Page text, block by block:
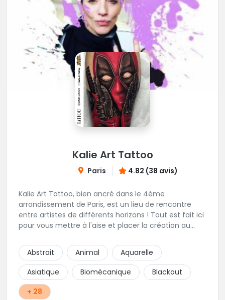
Kalie Art Tattoo
Paris 4.82 (38 avis)
Kalie Art Tattoo, bien ancré dans le 4ème
arrondissement de Paris, est un lieu de rencontre
entre artistes de différents horizons ! Tout est fait ici
pour vous mettre à l'aise et placer la création au
Abstrait
Animal
Aquarelle
Asiatique
Biomécanique
Blackout
+ 28